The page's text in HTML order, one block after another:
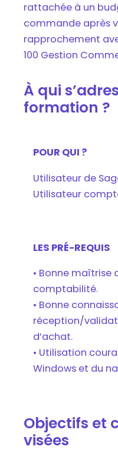
rattachée à un
commande après
rapprochement
100 Gestion
À qui
formation ?
POUR QUI ?
Utilisateur de
Utilisateur
LES PRÉ-REQUIS
• Bonne maîtrise
comptabilité.
• Bonne
réception/
d’achat.
• Utilisation
Windows et du
Objectifs et
visées